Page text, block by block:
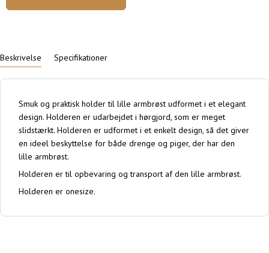
Beskrivelse Specifikationer
Smuk og praktisk holder til lille armbrøst udformet i et elegant
design. Holderen er udarbejdet i hørgjord, som er meget
slidstærkt. Holderen er udformet i et enkelt design, så det giver
en ideel beskyttelse for både drenge og piger, der har den
lille armbrøst.
Holderen er til opbevaring og transport af den lille armbrøst.
Holderen er onesize.